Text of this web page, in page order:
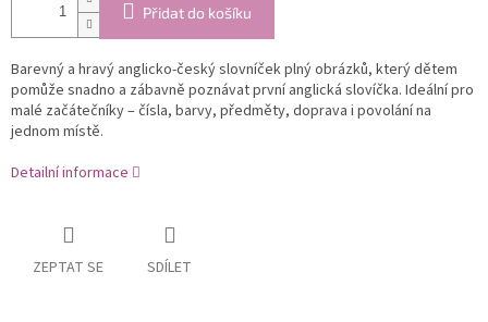
Přidat do košíku
Barevný a hravý anglicko-český slovníček plný obrázků, který dětem
pomůže snadno a zábavně poznávat první anglická slovíčka. Ideální pro
malé začátečníky – čísla, barvy, předměty, doprava i povolání na
jednom místě.
Detailní informace
ZEPTAT SE SDÍLET